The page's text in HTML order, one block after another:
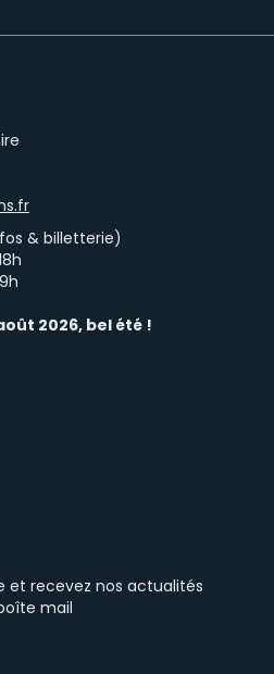
& billetterie)
2026, bel été !
et recevez nos actualités
mail